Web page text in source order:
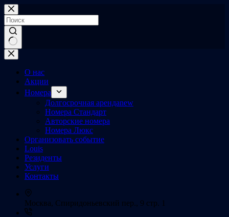
Перейти
к
сути
Ничего
не
найденоО нас
Акции
Номера
Долгосрочная арендаnew
Номера Стандарт
Авторские номера
Номера Люкс
Организовать событие
Louis
Резиденты
Услуги
Контакты
Москва, Спиридоньевский пер., 9 стр. 1